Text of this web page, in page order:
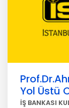
Yol Üstü
İŞ BANKASI